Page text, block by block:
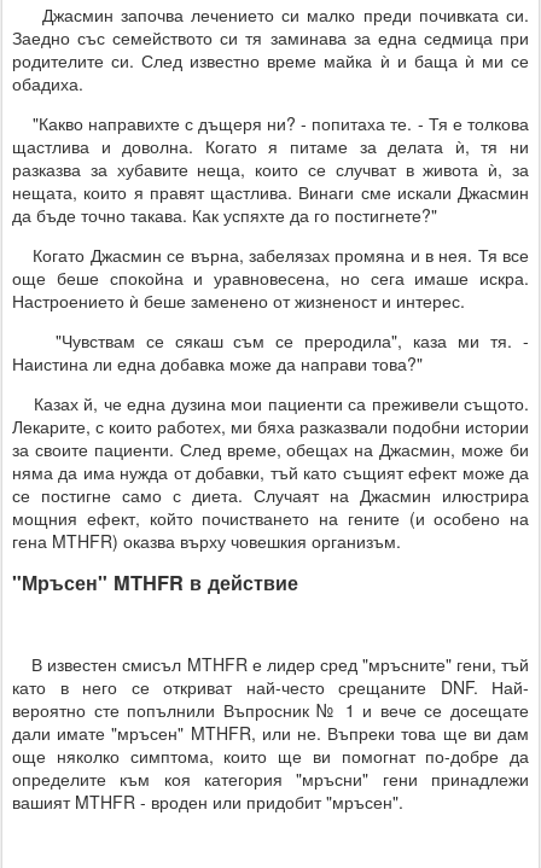
Джасмин започва лечението си малко преди почивката си.
Заедно със семейството си тя заминава за една седмица при
родителите си. След известно време майка ѝ и баща ѝ ми се
обадиха.
"Какво направихте с дъщеря ни? - попитаха те. - Тя е толкова
щастлива и доволна. Когато я питаме за делата ѝ, тя ни
разказва за хубавите неща, които се случват в живота ѝ, за
нещата, които я правят щастлива. Винаги сме искали Джасмин
да бъде точно такава. Как успяхте да го постигнете?"
Когато Джасмин се върна, забелязах промяна и в нея. Тя все
още беше спокойна и уравновесена, но сега имаше искра.
Настроението ѝ беше заменено от жизненост и интерес.
"Чувствам се сякаш съм се преродила", каза ми тя. -
Наистина ли една добавка може да направи това?"
Казах й, че една дузина мои пациенти са преживели същото.
Лекарите, с които работех, ми бяха разказвали подобни истории
за своите пациенти. След време, обещах на Джасмин, може би
няма да има нужда от добавки, тъй като същият ефект може да
се постигне само с диета. Случаят на Джасмин илюстрира
мощния ефект, който почистването на гените (и особено на
гена MTHFR) оказва върху човешкия организъм.
"Мръсен" MTHFR в действие
В известен смисъл MTHFR е лидер сред "мръсните" гени, тъй
като в него се откриват най-често срещаните DNF. Най-
вероятно сте попълнили Въпросник № 1 и вече се досещате
дали имате "мръсен" MTHFR, или не. Въпреки това ще ви дам
още няколко симптома, които ще ви помогнат по-добре да
определите към коя категория "мръсни" гени принадлежи
вашият MTHFR - вроден или придобит "мръсен".